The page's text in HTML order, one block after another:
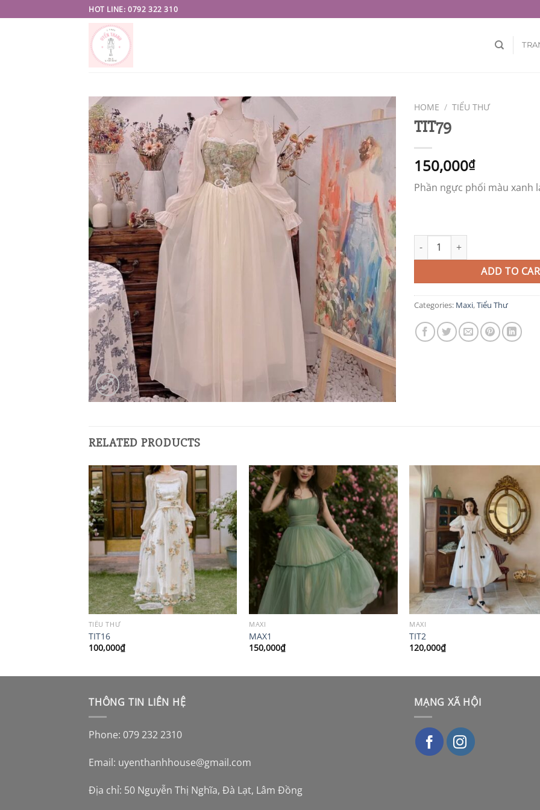
to
HOT LINE: 0792 322 310
HOME / TIỂU THƯ
TIT79
150,000₫
Phần ngực phối màu xanh
TIT79 quantity
ADD TO
Categories: Maxi,Tiểu Thư
RELATED PRODUCTS
TIỂU THƯ
TIT16
100,000₫
MAXI
MAX1
150,000₫
MAXI
TIT2
120,000₫
THÔNG TIN LIÊN HỆ
Phone: 079 232 2310
Email: uyenthanhhouse@gmail.com
Địa chỉ: 50 Nguyễn Thị Nghĩa, Đà Lạt, Lâm Đồng
MẠNG XÃ HỘI